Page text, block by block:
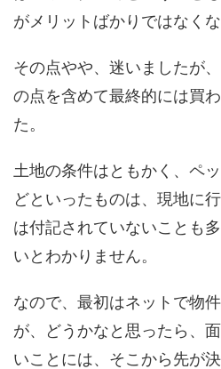
がメリットばかりではなくな
その点やや、迷いましたが
の点を含めて最終的には買
た。
土地の条件はともかく、ペ
どといったものは、現地に
は付記されていないことも
いとわかりません。
なので、最初はネットで物
が、どうかなと思ったら、
いことには、そこから先が